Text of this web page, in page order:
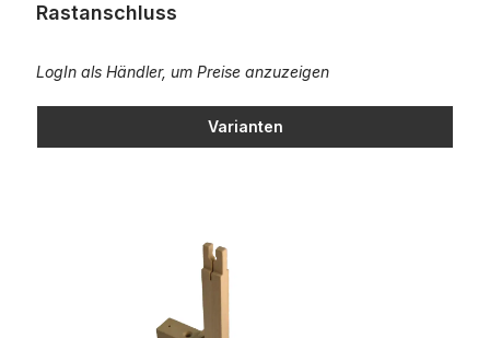
Rastanschluss
LogIn als Händler, um Preise anzuzeigen
Varianten